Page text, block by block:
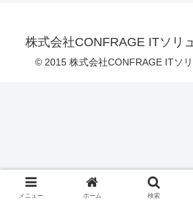
株式会社CONFRAGE ITソリ
© 2015 株式会社CONFRAGE ITソ
メニュー ホーム 検索